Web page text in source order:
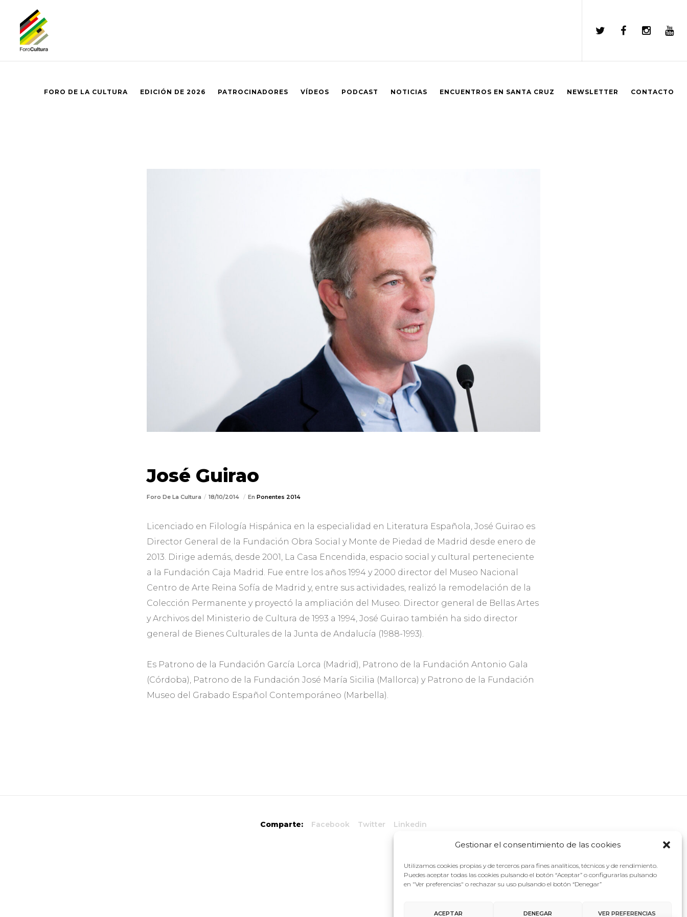
Gestionar el consentimiento de las cookies
Utilizamos cookies propias y de terceros para fines analíticos, técnicos y de rendimiento.
Puedes aceptar todas las cookies pulsando el botón “Aceptar” o configurarlas pulsando
en "Ver preferencias" o rechazar su uso pulsando el botón “Denegar”
ACEPTAR DENEGAR VER PREFERENCIAS
FORO DE LA CULTURA EDICIÓN DE 2026 PATROCINADORES VÍDEOS PODCAST NOTICIAS ENCUENTROS EN SANTA CRUZ NEWSLETTER CONTACTO
José Guirao
Foro De La Cultura 18/10/2014 En Ponentes 2014
Licenciado en Filología Hispánica en la especialidad en Literatura Española, José Guirao es
Director General de la Fundación Obra Social y Monte de Piedad de Madrid desde enero de
2013. Dirige además, desde 2001, La Casa Encendida, espacio social y cultural perteneciente
a la Fundación Caja Madrid. Fue entre los años 1994 y 2000 director del Museo Nacional
Centro de Arte Reina Sofía de Madrid y, entre sus actividades, realizó la remodelación de la
Colección Permanente y proyectó la ampliación del Museo. Director general de Bellas Artes
y Archivos del Ministerio de Cultura de 1993 a 1994, José Guirao también ha sido director
general de Bienes Culturales de la Junta de Andalucía (1988-1993).
Es Patrono de la Fundación García Lorca (Madrid), Patrono de la Fundación Antonio Gala
(Córdoba), Patrono de la Fundación José María Sicilia (Mallorca) y Patrono de la Fundación
Museo del Grabado Español Contemporáneo (Marbella).
Comparte: Facebook Twitter Linkedin